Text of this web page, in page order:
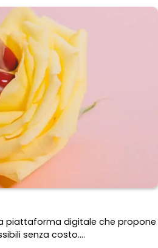
piattaforma digitale che propone
senza costo.…